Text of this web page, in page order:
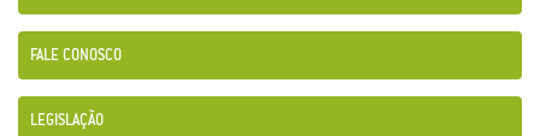
FALE CONOSCO
LEGISLAÇÃO